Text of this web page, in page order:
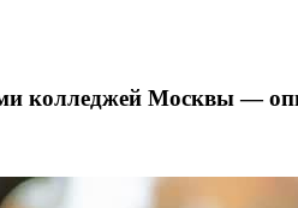
колледжей Москвы —